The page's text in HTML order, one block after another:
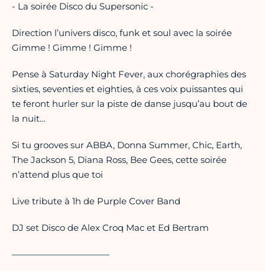
- La soirée Disco du Supersonic -
Direction l’univers disco, funk et soul avec la soirée
Gimme ! Gimme ! Gimme !
Pense à Saturday Night Fever, aux chorégraphies des
sixties, seventies et eighties, à ces voix puissantes qui
te feront hurler sur la piste de danse jusqu’au bout de
la nuit…
Si tu grooves sur ABBA, Donna Summer, Chic, Earth,
The Jackson 5, Diana Ross, Bee Gees, cette soirée
n’attend plus que toi
Live tribute à 1h de Purple Cover Band
DJ set Disco de Alex Croq Mac et Ed Bertram
———————————